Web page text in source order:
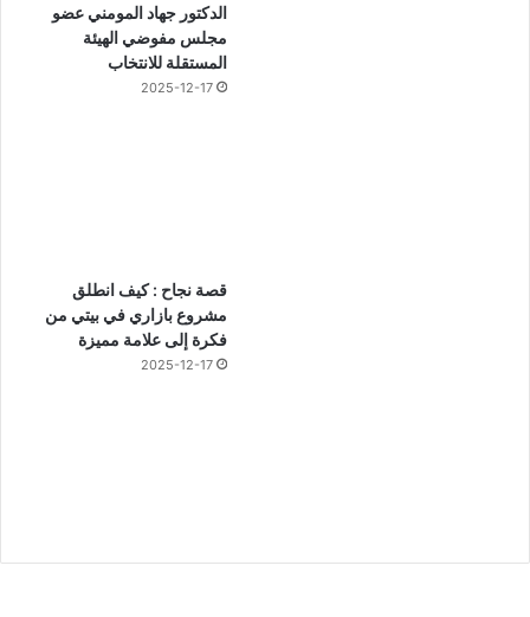
الدكتور جهاد المومني عضو
مجلس مفوضي الهيئة
المستقلة للانتخاب
2025-12-17
قصة نجاح : كيف انطلق
مشروع بازاري في بيتي من
فكرة إلى علامة مميزة
2025-12-17